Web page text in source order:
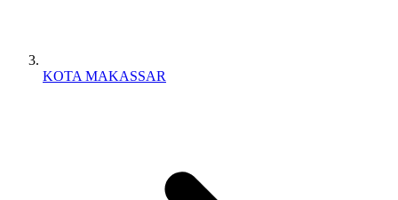
KOTA MAKASSAR